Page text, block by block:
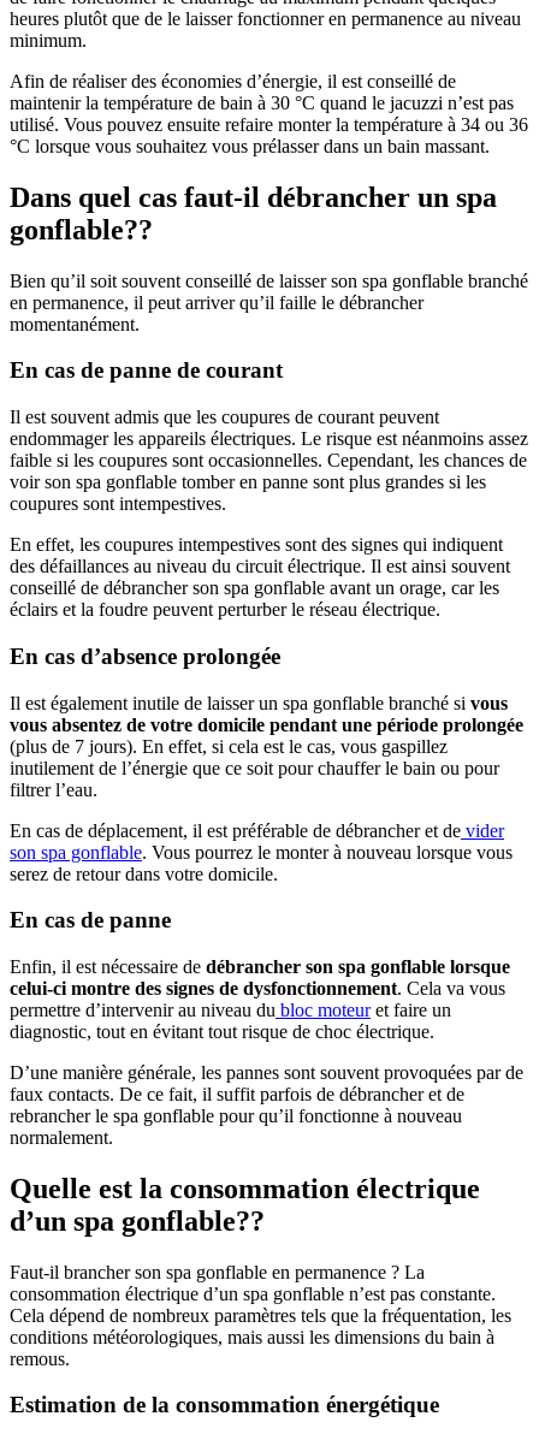
heures plutôt que de le laisser fonctionner en permanence au niveau
minimum.
Afin de réaliser des économies d’énergie, il est conseillé de
maintenir la température de bain à 30 °C quand le jacuzzi n’est pas
utilisé. Vous pouvez ensuite refaire monter la température à 34 ou 36
°C lorsque vous souhaitez vous prélasser dans un bain massant.
Dans quel cas faut-il débrancher un spa
gonflable??
Bien qu’il soit souvent conseillé de laisser son spa gonflable branché
en permanence, il peut arriver qu’il faille le débrancher
momentanément.
En cas de panne de courant
Il est souvent admis que les coupures de courant peuvent
endommager les appareils électriques. Le risque est néanmoins assez
faible si les coupures sont occasionnelles. Cependant, les chances de
voir son spa gonflable tomber en panne sont plus grandes si les
coupures sont intempestives.
En effet, les coupures intempestives sont des signes qui indiquent
des défaillances au niveau du circuit électrique. Il est ainsi souvent
conseillé de débrancher son spa gonflable avant un orage, car les
éclairs et la foudre peuvent perturber le réseau électrique.
En cas d’absence prolongée
Il est également inutile de laisser un spa gonflable branché si vous
vous absentez de votre domicile pendant une période prolongée
(plus de 7 jours). En effet, si cela est le cas, vous gaspillez
inutilement de l’énergie que ce soit pour chauffer le bain ou pour
filtrer l’eau.
En cas de déplacement, il est préférable de débrancher et de vider
son spa gonflable. Vous pourrez le monter à nouveau lorsque vous
serez de retour dans votre domicile.
En cas de panne
Enfin, il est nécessaire de débrancher son spa gonflable lorsque
celui-ci montre des signes de dysfonctionnement. Cela va vous
permettre d’intervenir au niveau du bloc moteuret faire un
diagnostic, tout en évitant tout risque de choc électrique.
D’une manière générale, les pannes sont souvent provoquées par de
faux contacts. De ce fait, il suffit parfois de débrancher et de
rebrancher le spa gonflable pour qu’il fonctionne à nouveau
normalement.
Quelle est la consommation électrique
d’un spa gonflable??
Faut-il brancher son spa gonflable en permanence ? La
consommation électrique d’un spa gonflable n’est pas constante.
Cela dépend de nombreux paramètres tels que la fréquentation, les
conditions météorologiques, mais aussi les dimensions du bain à
remous.
Estimation de la consommation énergétique